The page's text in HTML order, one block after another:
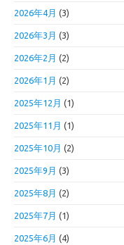
2026年4月 (3)
2026年3月 (3)
2026年2月 (2)
2026年1月 (2)
2025年12月 (1)
2025年11月 (1)
2025年10月 (2)
2025年9月 (3)
2025年8月 (2)
2025年7月 (1)
2025年6月 (4)